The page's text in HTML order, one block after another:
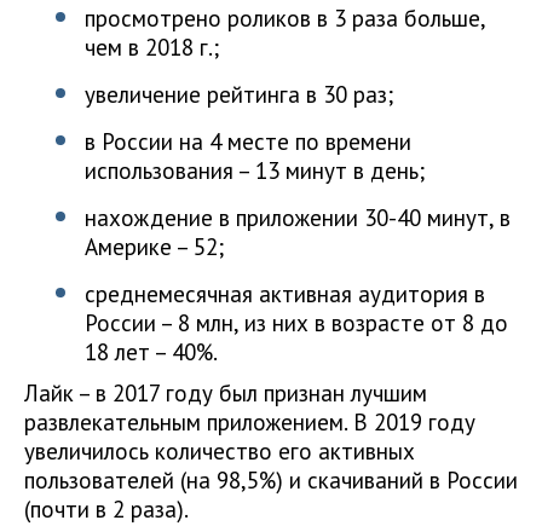
просмотрено роликов в 3 раза больше,
чем в 2018 г.;
увеличение рейтинга в 30 раз;
в России на 4 месте по времени
использования – 13 минут в день;
нахождение в приложении 30-40 минут, в
Америке – 52;
среднемесячная активная аудитория в
России – 8 млн, из них в возрасте от 8 до
18 лет – 40%.
Лайк – в 2017 году был признан лучшим
развлекательным приложением. В 2019 году
увеличилось количество его активных
пользователей (на 98,5%) и скачиваний в России
(почти в 2 раза).